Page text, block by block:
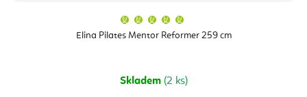
Elina Pilates Mentor Reformer 259 cm
produktu
je
hvězdiček.
Skladem (2 ks)